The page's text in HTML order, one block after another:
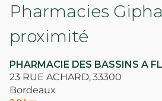
Pharmacies
proximité
PHARMACIE DES BASSINS A
23 RUE ACHARD,33300
Bordeaux